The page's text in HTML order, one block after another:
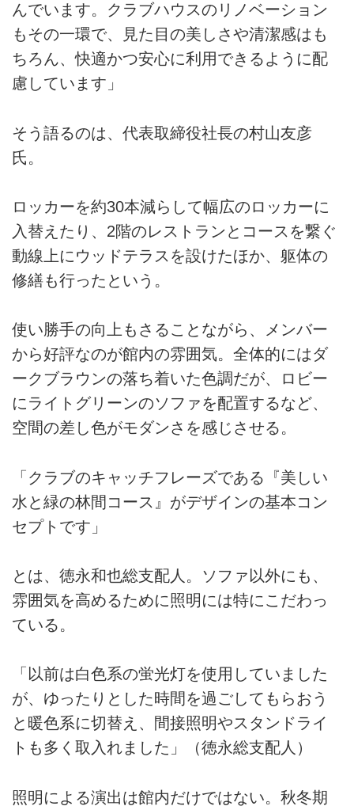
んでいます。クラブハウスのリノベーション
もその一環で、見た目の美しさや清潔感はも
ちろん、快適かつ安心に利用できるように配
慮しています」
そう語るのは、代表取締役社長の村山友彦
氏。
ロッカーを約30本減らして幅広のロッカーに
入替えたり、2階のレストランとコースを繋ぐ
動線上にウッドテラスを設けたほか、躯体の
修繕も行ったという。
使い勝手の向上もさることながら、メンバー
から好評なのが館内の雰囲気。全体的にはダ
ークブラウンの落ち着いた色調だが、ロビー
にライトグリーンのソファを配置するなど、
空間の差し色がモダンさを感じさせる。
「クラブのキャッチフレーズである『美しい
水と緑の林間コース』がデザインの基本コン
セプトです」
とは、徳永和也総支配人。ソファ以外にも、
雰囲気を高めるために照明には特にこだわっ
ている。
「以前は白色系の蛍光灯を使用していました
が、ゆったりとした時間を過ごしてもらおう
と暖色系に切替え、間接照明やスタンドライ
トも多く取入れました」（徳永総支配人）
照明による演出は館内だけではない。秋冬期